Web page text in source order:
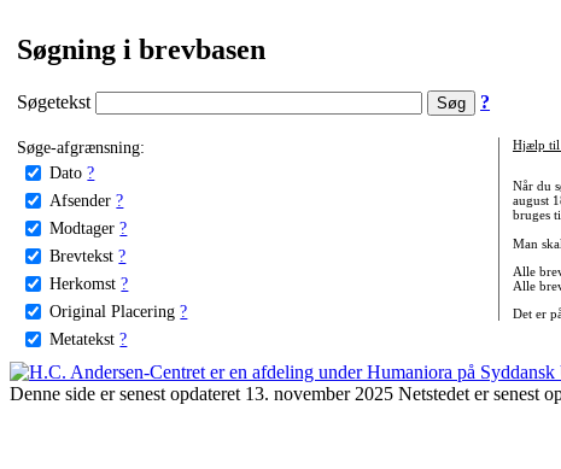
Søgning i brevbasen
Søgetekst ?
Søge-afgrænsning:
Dato ?
Afsender ?
Modtager ?
Brevtekst ?
Herkomst ?
Original Placering ?
Metatekst ?
Hjælp til
Når du
august
bruges
Man
Alle
Alle
Det er
Denne side er senest opdateret 13. november 2025 Netstedet er senest